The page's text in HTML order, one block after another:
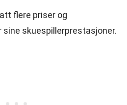
flere priser og
sine skuespillerprestasjoner.